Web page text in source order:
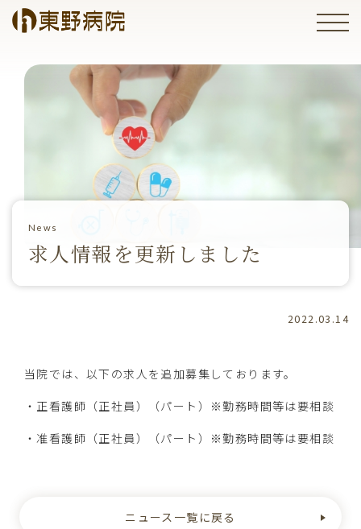
リハビリテーション
地域連携室
オンライン診療につきまして
News
求人情報を更新しました
2022.03.14
当院では、以下の求人を追加募集しております。
・正看護師（正社員）（パート）※勤務時間等は要相談
・准看護師（正社員）（パート）※勤務時間等は要相談
ニュース一覧に戻る